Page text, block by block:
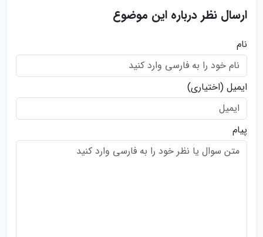
ارسال نظر درباره این موضوع
نام
ایمیل (اختیاری)
پیام